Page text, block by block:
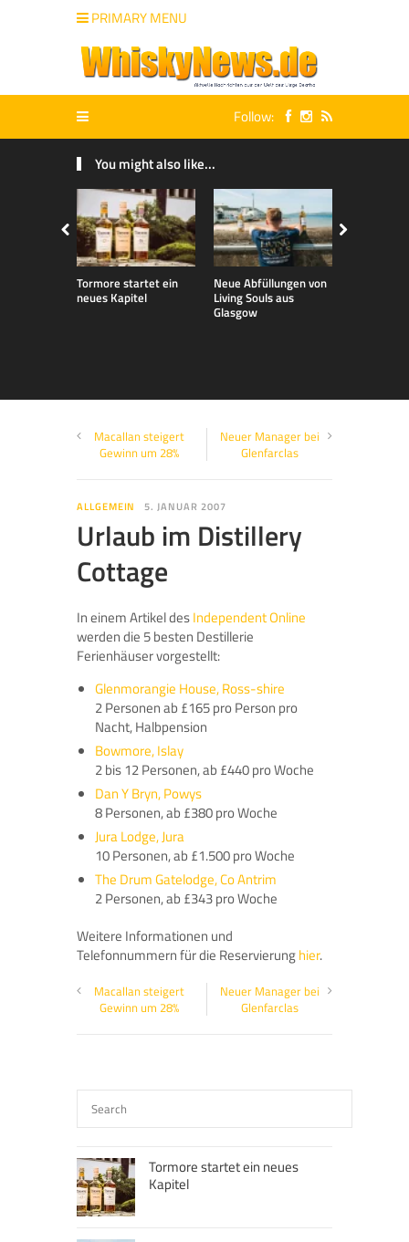
PRIMARY MENU
Follow:
You might also like...
Tormore startet ein
neues Kapitel
Neue Abfüllungen von
Living Souls aus
Glasgow
Macallan steigert
Gewinn um 28%
Neuer Manager bei
Glenfarclas
ALLGEMEIN 5. JANUAR 2007
Urlaub im Distillery
Cottage
In einem Artikel desIndependent Online
werden die 5 besten Destillerie
Ferienhäuser vorgestellt:
Glenmorangie House, Ross-shire
2 Personen ab £165 pro Person pro
Nacht, Halbpension
Bowmore, Islay
2 bis 12 Personen, ab £440 pro Woche
Dan Y Bryn, Powys
8 Personen, ab £380 pro Woche
Jura Lodge, Jura
10 Personen, ab £1.500 pro Woche
The Drum Gatelodge, Co Antrim
2 Personen, ab £343 pro Woche
Weitere Informationen und
Telefonnummern für die Reservierunghier.
Macallan steigert
Gewinn um 28%
Neuer Manager bei
Glenfarclas
Tormore startet ein neues
Kapitel